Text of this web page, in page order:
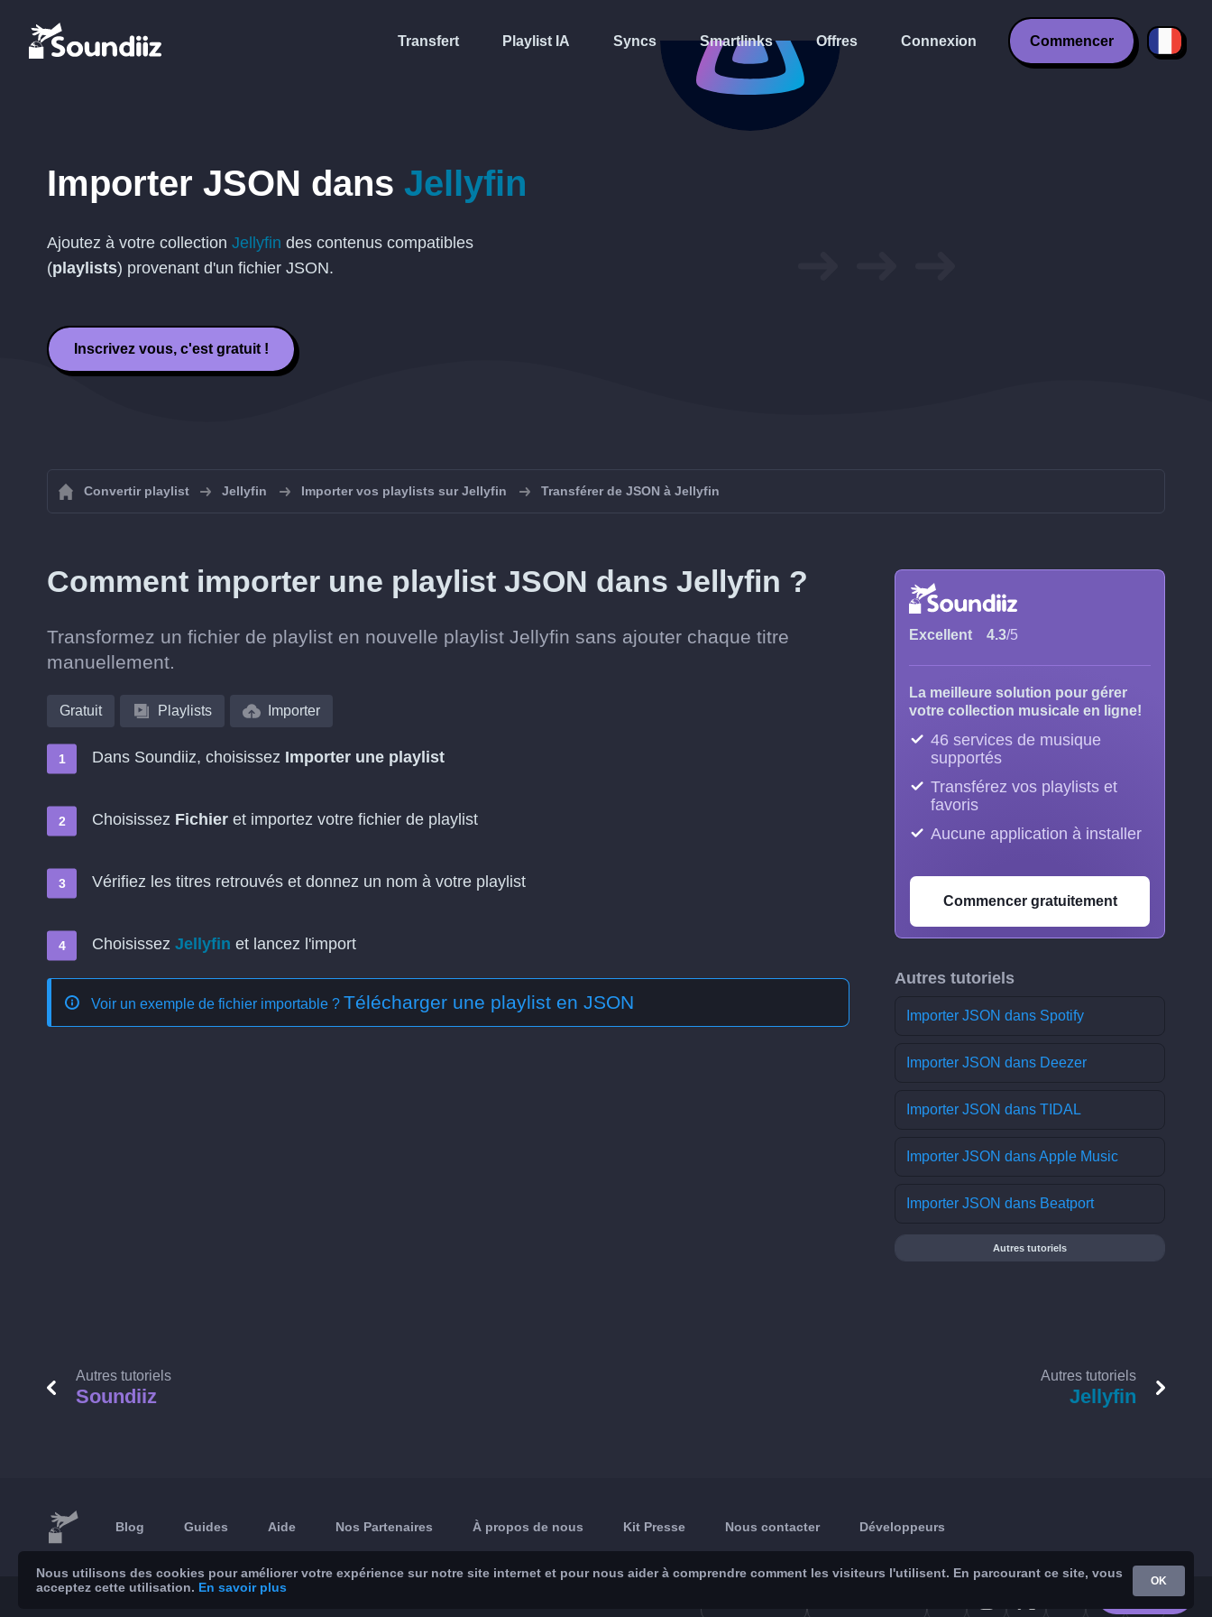
Transfert Playlist IA Syncs Smartlinks Offres Connexion Commencer
Importer JSON dans Jellyfin
Ajoutez à votre collection Jellyfin des contenus compatibles
(playlists) provenant d'un fichier JSON.
Inscrivez vous, c'est gratuit !
Convertir playlist Jellyfin Importer vos playlists sur Jellyfin Transférer de JSON à Jellyfin
Comment importer une playlist JSON dans Jellyfin ?
Transformez un fichier de playlist en nouvelle playlist Jellyfin sans ajouter chaque titre
manuellement.
Gratuit Playlists Importer
Dans Soundiiz, choisissez Importer une playlist
Choisissez Fichier et importez votre fichier de playlist
Vérifiez les titres retrouvés et donnez un nom à votre playlist
Choisissez Jellyfin et lancez l'import
Voir un exemple de fichier importable ? Télécharger une playlist en JSON
Excellent 4.3/5
La meilleure solution pour gérer
votre collection musicale en ligne!
46 services de musique
supportés
Transférez vos playlists et
favoris
Aucune application à installer
Commencer gratuitement
Autres tutoriels
Importer JSON dans Spotify
Importer JSON dans Deezer
Importer JSON dans TIDAL
Importer JSON dans Apple Music
Importer JSON dans Beatport
Autres tutoriels
Autres tutoriels
Soundiiz
Autres tutoriels
Jellyfin
Blog Guides Aide Nos Partenaires À propos de nous Kit Presse Nous contacter Développeurs
Nous utilisons des cookies pour améliorer votre expérience sur notre site internet et pour nous aider à comprendre comment les visiteurs l'utilisent. En parcourant ce site, vous
acceptez cette utilisation. En savoir plus OK